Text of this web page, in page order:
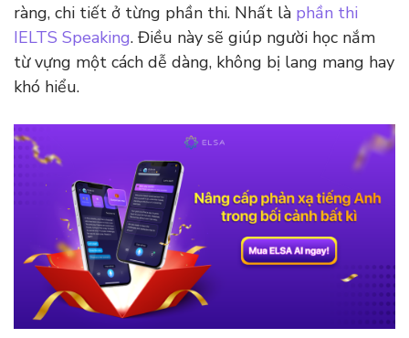
ràng, chi tiết ở từng phần thi. Nhất là phần thi
IELTS Speaking. Điều này sẽ giúp người học nắm
từ vựng một cách dễ dàng, không bị lang mang hay
khó hiểu.